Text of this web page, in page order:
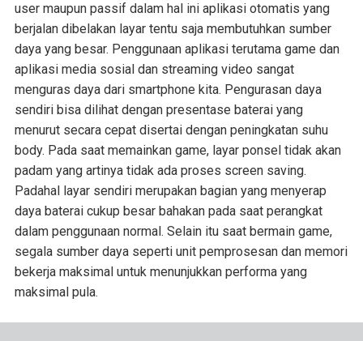
user maupun passif dalam hal ini aplikasi otomatis yang
berjalan dibelakan layar tentu saja membutuhkan sumber
daya yang besar. Penggunaan aplikasi terutama game dan
aplikasi media sosial dan streaming video sangat
menguras daya dari smartphone kita. Pengurasan daya
sendiri bisa dilihat dengan presentase baterai yang
menurut secara cepat disertai dengan peningkatan suhu
body. Pada saat memainkan game, layar ponsel tidak akan
padam yang artinya tidak ada proses screen saving.
Padahal layar sendiri merupakan bagian yang menyerap
daya baterai cukup besar bahakan pada saat perangkat
dalam penggunaan normal. Selain itu saat bermain game,
segala sumber daya seperti unit pemprosesan dan memori
bekerja maksimal untuk menunjukkan performa yang
maksimal pula.